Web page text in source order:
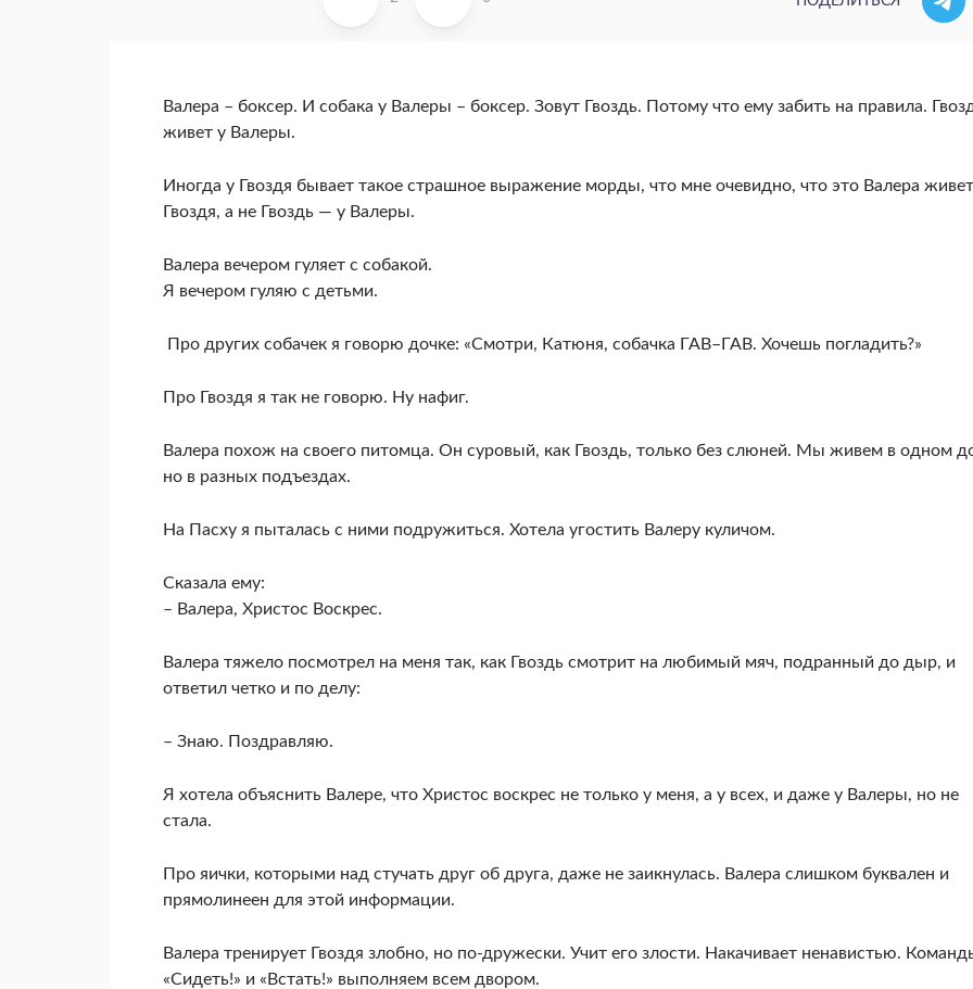
Валера – боксер. И собака у Валеры – боксер. Зовут Гвоздь. Потому что ему забить на правила.
живет у Валеры.
Иногда у Гвоздя бывает такое страшное выражение морды, что мне очевидно, что это Валера
Гвоздя, а не Гвоздь — у Валеры.
Валера вечером гуляет с собакой.
Я вечером гуляю с детьми.
Про других собачек я говорю дочке: «Смотри, Катюня, собачка ГАВ–ГАВ. Хочешь погладить?»
Про Гвоздя я так не говорю. Ну нафиг.
Валера похож на своего питомца. Он суровый, как Гвоздь, только без слюней. Мы живем в одном
но в разных подъездах.
На Пасху я пыталась с ними подружиться. Хотела угостить Валеру куличом.
Сказала ему:
– Валера, Христос Воскрес.
Валера тяжело посмотрел на меня так, как Гвоздь смотрит на любимый мяч, подранный до дыр, и
ответил четко и по делу:
– Знаю. Поздравляю.
Я хотела объяснить Валере, что Христос воскрес не только у меня, а у всех, и даже у Валеры, но не
стала.
Про яички, которыми над стучать друг об друга, даже не заикнулась. Валера слишком буквален и
прямолинеен для этой информации.
Валера тренирует Гвоздя злобно, но по-дружески. Учит его злости. Накачивает ненавистью.
«Сидеть!» и «Встать!» выполняем всем двором.